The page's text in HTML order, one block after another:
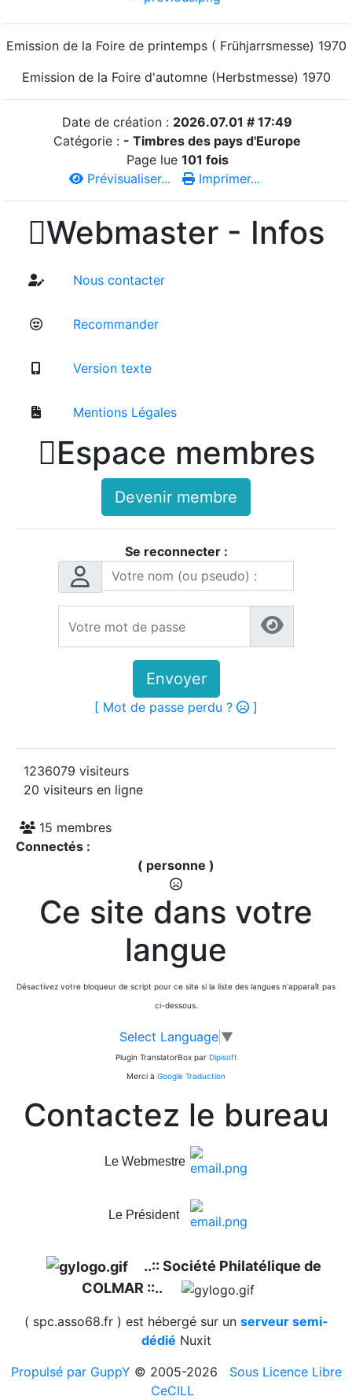
Emission de la Foire de printemps ( Frühjarrsmesse) 1970
Emission de la Foire d'automne (Herbstmesse) 1970
Date de création : 2026.07.01 # 17:49
Catégorie : - Timbres des pays d'Europe
Page lue 101 fois
Prévisualiser...
Imprimer...
Webmaster - Infos
Nous contacter
Recommander
Version texte
Mentions Légales
Espace membres
Devenir membre
Se reconnecter :
Envoyer
[ Mot de passe perdu ? ]
1236079 visiteurs
20 visiteurs en ligne
15 membres
Connectés :
( personne )
Ce site dans votre
langue
Désactivez votre bloqueur de script pour ce site si la liste des langues n'apparaît pas
ci-dessous.
Select Language ▼
Plugin TranslatorBox par Dipisoft
Merci à Google Traduction
Contactez le bureau
Le Webmestre
Le Président
..:: Société Philatélique de
COLMAR ::..
( spc.asso68.fr ) est hébergé sur un serveur semi-
dédié Nuxit
Propulsé par GuppY © 2005-2026
Sous Licence Libre
CeCILL